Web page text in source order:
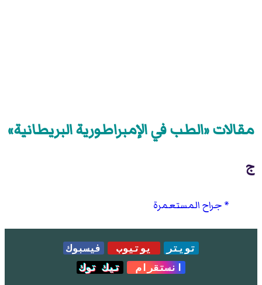
مقالات «الطب في الإمبراطورية البريطانية»
ج
جراح المستعمرة
تويتر يوتيوب
فيسبوك
انستقرام
تيك توك